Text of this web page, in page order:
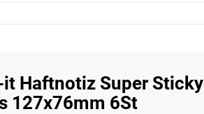
Haftnotiz Super Sticky
127x76mm 6St